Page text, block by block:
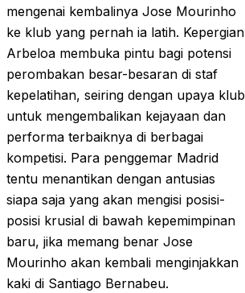
mengenai kembalinya Jose Mourinho
ke klub yang pernah ia latih. Kepergian
Arbeloa membuka pintu bagi potensi
perombakan besar-besaran di staf
kepelatihan, seiring dengan upaya klub
untuk mengembalikan kejayaan dan
performa terbaiknya di berbagai
kompetisi. Para penggemar Madrid
tentu menantikan dengan antusias
siapa saja yang akan mengisi posisi-
posisi krusial di bawah kepemimpinan
baru, jika memang benar Jose
Mourinho akan kembali menginjakkan
kaki di Santiago Bernabeu.